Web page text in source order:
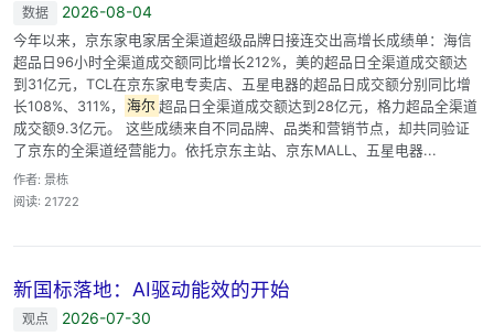
数据 2026-08-04
今年以来，京东家电家居全渠道超级品牌日接连交出高增长成绩单：海信
超品日96小时全渠道成交额同比增长212%，美的超品日全渠道成交额达
到31亿元，TCL在京东家电专卖店、五星电器的超品日成交额分别同比增
长108%、311%，
海尔 超品日全渠道成交额达到28亿元，格力超品全渠道
成交额9.3亿元。 这些成绩来自不同品牌、品类和营销节点，却共同验证
了京东的全渠道经营能力。依托京东主站、京东MALL、五星电器...
作者: 景栋
阅读: 21722
新国标落地：AI驱动能效的开始
观点 2026-07-30